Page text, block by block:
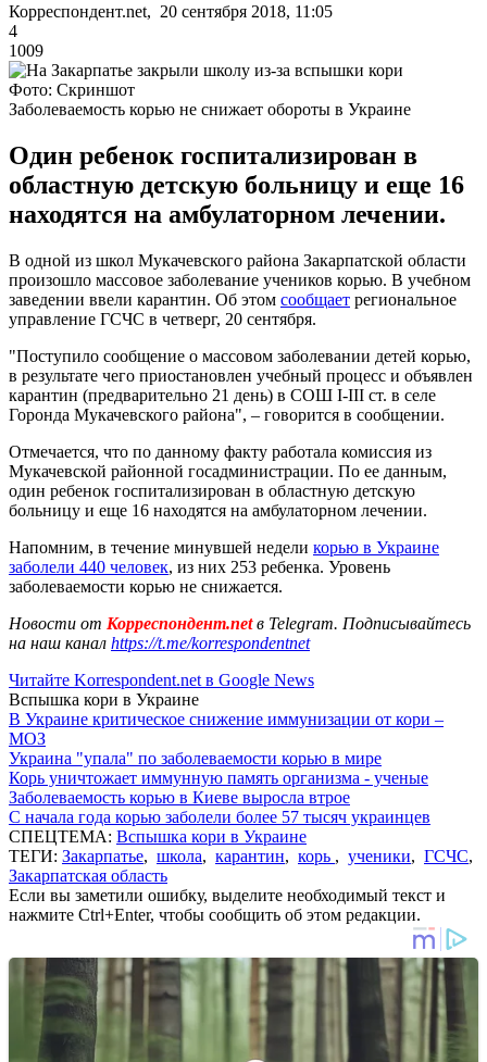
Корреспондент.net, 20 сентября 2018, 11:05
4
1009
Фото: Скриншот
Заболеваемость корью не снижает обороты в Украине
Один ребенок госпитализирован в
областную детскую больницу и еще 16
находятся на амбулаторном лечении.
В одной из школ Мукачевского района Закарпатской области
произошло массовое заболевание учеников корью. В учебном
заведении ввели карантин. Об этом сообщает региональное
управление ГСЧС в четверг, 20 сентября.
"Поступило сообщение о массовом заболевании детей корью,
в результате чего приостановлен учебный процесс и объявлен
карантин (предварительно 21 день) в СОШ I-III ст. в селе
Горонда Мукачевского района", – говорится в сообщении.
Отмечается, что по данному факту работала комиссия из
Мукачевской районной госадминистрации. По ее данным,
один ребенок госпитализирован в областную детскую
больницу и еще 16 находятся на амбулаторном лечении.
Напомним, в течение минувшей недели корью в Украине
заболели 440 человек, из них 253 ребенка. Уровень
заболеваемости корью не снижается.
Новости от Корреспондент.netв Telegram. Подписывайтесь
на наш канал https://t.me/korrespondentnet
Читайте Korrespondent.net в Google News
Вспышка кори в Украине
В Украине критическое снижение иммунизации от кори –
МОЗ
Украина "упала" по заболеваемости корью в мире
Корь уничтожает иммунную память организма - ученые
Заболеваемость корью в Киеве выросла втрое
С начала года корью заболели более 57 тысяч украинцев
СПЕЦТЕМА: Вспышка кори в Украине
ТЕГИ: Закарпатье, школа, карантин, корь , ученики, ГСЧС,
Закарпатская область
Если вы заметили ошибку, выделите необходимый текст и
нажмите Ctrl+Enter, чтобы сообщить об этом редакции.